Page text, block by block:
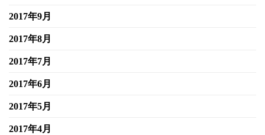
2017年9月
2017年8月
2017年7月
2017年6月
2017年5月
2017年4月